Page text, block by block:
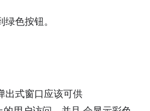
色按钮。
出式窗口应该可供